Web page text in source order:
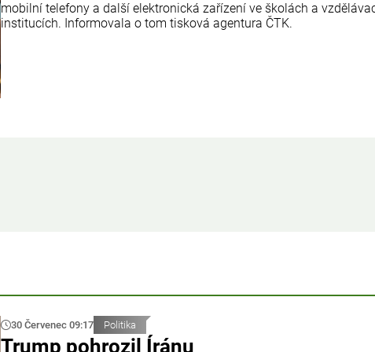
mobilní telefony a další elektronická zařízení ve školách a
institucích. Informovala o tom tisková agentura ČTK.
30 Červenec 09:17 Politika
Trump pohrozil Íránu